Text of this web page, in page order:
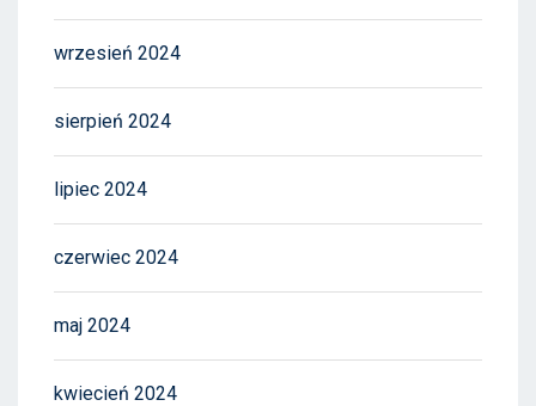
wrzesień 2024
sierpień 2024
lipiec 2024
czerwiec 2024
maj 2024
kwiecień 2024